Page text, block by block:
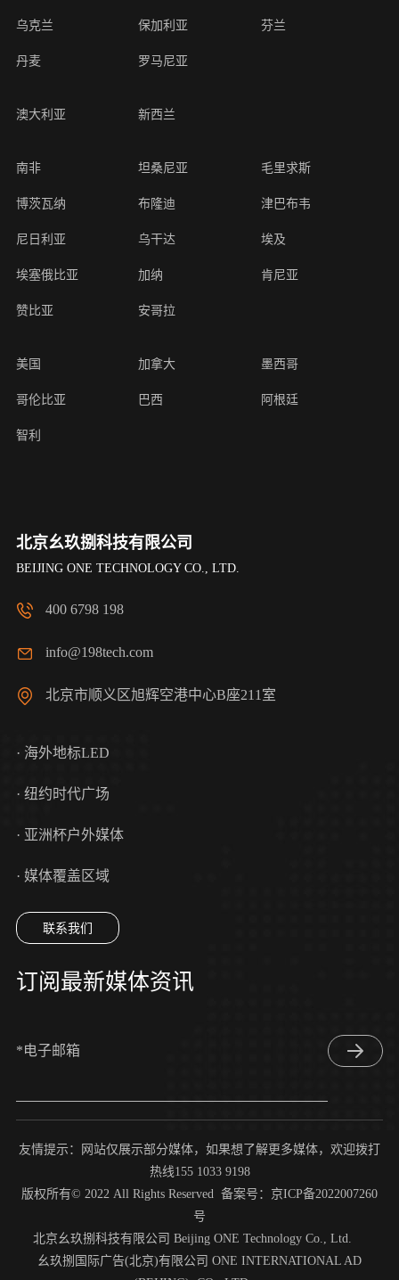
乌克兰 保加利亚 芬兰
丹麦 罗马尼亚
澳大利亚 新西兰
南非 坦桑尼亚 毛里求斯
博茨瓦纳 布隆迪 津巴布韦
尼日利亚 乌干达 埃及
埃塞俄比亚 加纳 肯尼亚
赞比亚 安哥拉
美国 加拿大 墨西哥
哥伦比亚 巴西 阿根廷
智利
北京幺玖捌科技有限公司
BEIJING ONE TECHNOLOGY CO., LTD.
400 6798 198
info@198tech.com
北京市顺义区旭辉空港中心B座211室
· 海外地标LED
· 纽约时代广场
· 亚洲杯户外媒体
· 媒体覆盖区域
联系我们
订阅最新媒体资讯
*电子邮箱
友情提示：网站仅展示部分媒体，如果想了解更多媒体，欢迎拨打
热线155 1033 9198
版权所有© 2022 All Rights Reserved 备案号： 京ICP备2022007260
号
北京幺玖捌科技有限公司 Beijing ONE Technology Co., Ltd.
幺玖捌国际广告(北京)有限公司 ONE INTERNATIONAL AD